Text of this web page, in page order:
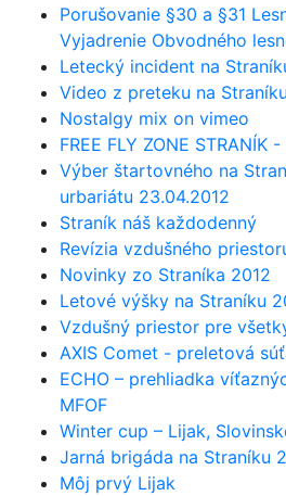
Porušovanie §30 a §31
Vyjadrenie Obvodného
Letecký incident na
Video z preteku na Straníku
Nostalgy mix on vimeo
FREE FLY ZONE STRANÍK
Výber štartovného na
urbariátu 23.04.2012
Straník náš každodenný
Revízia vzdušného
Novinky zo Straníka 2012
Letové výšky na Straníku
Vzdušný priestor pre
AXIS Comet - preletová
ECHO – prehliadka
MFOF
Winter cup – Lijak,
Jarná brigáda na Straníku
Môj prvý Lijak